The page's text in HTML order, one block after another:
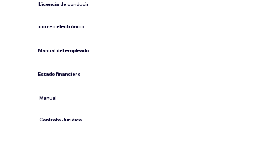
Licencia de conducir
​correo electrónico
Manual del empleado
Estado financiero
​Manual
​Contrato Jurídico